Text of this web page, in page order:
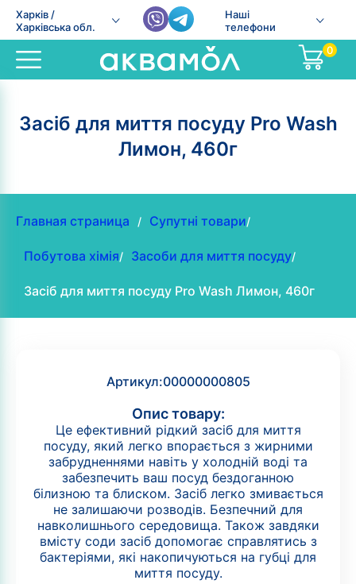
Харків /
Харківська обл.
Наші
телефони
0
Засіб для миття посуду Pro Wash
Лимон, 460г
Главная страница / Супутні товари/
Побутова хімія/ Засоби для миття посуду/
Засіб для миття посуду Pro Wash Лимон, 460г
Артикул:00000000805
Опис товару:
Це ефективний рідкий засіб для миття
посуду, який легко впорається з жирними
забрудненнями навіть у холодній воді та
забезпечить ваш посуд бездоганною
білизною та блиском. Засіб легко змивається
не залишаючи розводів. Безпечний для
навколишнього середовища. Також завдяки
вмісту соди засіб допомогає справлятись з
бактеріями, які накопичуються на губці для
миття посуду.